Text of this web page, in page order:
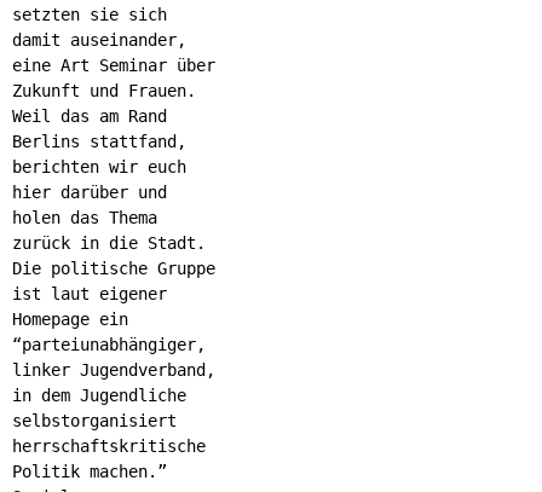
setzten sie sich
damit auseinander,
eine Art Seminar über
Zukunft und Frauen.
Weil das am Rand
Berlins stattfand,
berichten wir euch
hier darüber und
holen das Thema
zurück in die Stadt.
Die politische Gruppe
ist laut eigener
Homepage ein
“parteiunabhängiger,
linker Jugendverband,
in dem Jugendliche
selbstorganisiert
herrschaftskritische
Politik machen.”